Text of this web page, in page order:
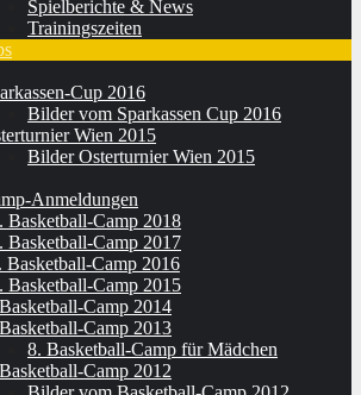
Spielberichte & News
Trainingszeiten
Cup 2016
Bilder vom Sparkassen Cup 2016
Wien 2015
Bilder Osterturnier Wien 2015
Anmeldungen
Basketball-Camp 2018
Basketball-Camp 2017
Basketball-Camp 2016
Basketball-Camp 2015
Camp 2014
Camp 2013
8. Basketball-Camp für Mädchen
Camp 2012